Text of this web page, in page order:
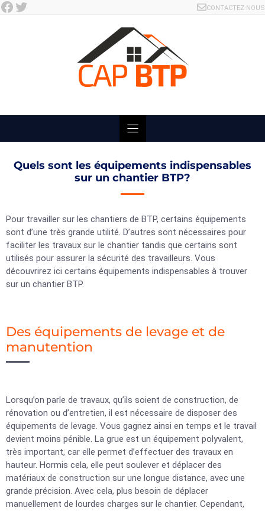
Skip
Facebook Twitter CONTACTEZ-NOUS
Quels sont les équipements indispensables
sur un chantier BTP?
Pour travailler sur les chantiers de BTP, certains équipements
sont d’une très grande utilité. D’autres sont nécessaires pour
faciliter les travaux sur le chantier tandis que certains sont
utilisés pour assurer la sécurité des travailleurs. Vous
découvrirez ici certains équipements indispensables à trouver
sur un chantier BTP.
Des équipements de levage et de
manutention
Lorsqu’on parle de travaux, qu’ils soient de construction, de
rénovation ou d’entretien, il est nécessaire de disposer des
équipements de levage. Vous gagnez ainsi en temps et le travail
devient moins pénible. La grue est un équipement polyvalent,
très important, car elle permet d’effectuer des travaux en
hauteur. Hormis cela, elle peut soulever et déplacer des
matériaux de construction sur une longue distance, avec une
grande précision. Avec cela, plus besoin de déplacer
manuellement de lourdes charges sur le chantier. Cependant,